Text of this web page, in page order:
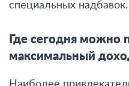
специальных надбавок.
Где сегодня можно
максимальный